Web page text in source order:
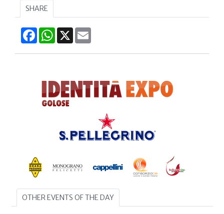
SHARE
FacebookWhatsApp
X
OTHER EVENTS OF THE DAY